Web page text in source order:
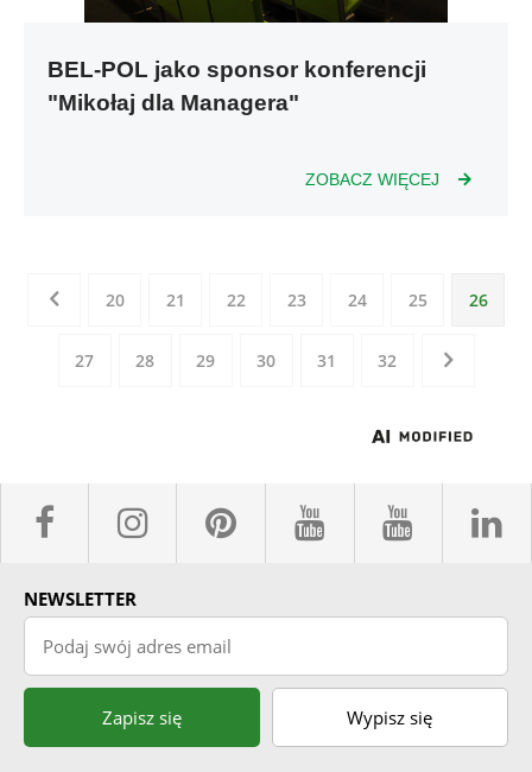
BEL-POL jako sponsor konferencji
"Mikołaj dla Managera"
ZOBACZ WIĘCEJ
20 21 22 23 24 25 26
27 28 29 30 31 32
facebook sklepyBELPOL
instagram
pinterestyoutube
NEWSLETTER
Podaj swój adres email
Zapisz się Wypisz się